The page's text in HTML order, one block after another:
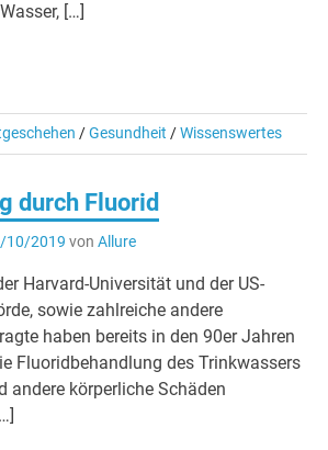
[…]
/Gesundheit /Wissenswertes
durch Fluorid
10/2019 von Allure
Harvard-Universität und der US-
sowie zahlreiche andere
haben bereits in den 90er Jahren
Fluoridbehandlung des Trinkwassers
andere körperliche Schäden